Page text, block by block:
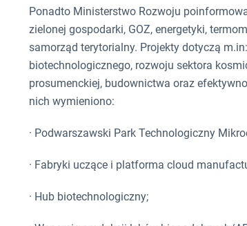
Ponadto Ministerstwo Rozwoju
zielonej gospodarki, GOZ, energetyki,
samorząd terytorialny. Projekty dotyczą
biotechnologicznego, rozwoju sektora
prosumenckiej, budownictwa oraz
nich wymieniono:
· Podwarszawski Park Technologiczny
· Fabryki uczące i platforma cloud
· Hub biotechnologiczny;